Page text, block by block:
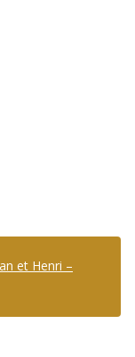
et Henri –